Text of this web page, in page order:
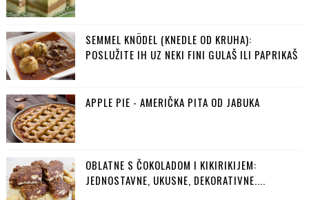
SEMMEL KNÖDEL (KNEDLE OD KRUHA):
POSLUŽITE IH UZ NEKI FINI GULAŠ ILI PAPRIKAŠ
APPLE PIE - AMERIČKA PITA OD JABUKA
OBLATNE S ČOKOLADOM I KIKIRIKIJEM:
JEDNOSTAVNE, UKUSNE, DEKORATIVNE....